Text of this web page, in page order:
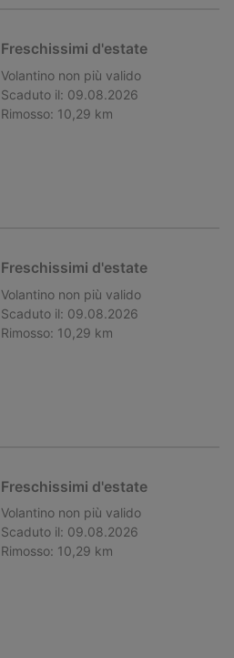
Freschissimi d'estate
Volantino non più valido
Scaduto il: 09.08.2026
Rimosso: 10,29 km
Freschissimi d'estate
Volantino non più valido
Scaduto il: 09.08.2026
Rimosso: 10,29 km
Freschissimi d'estate
Volantino non più valido
Scaduto il: 09.08.2026
Rimosso: 10,29 km